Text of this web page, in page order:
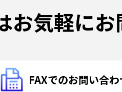
お気軽に
FAXでのお問い合わ